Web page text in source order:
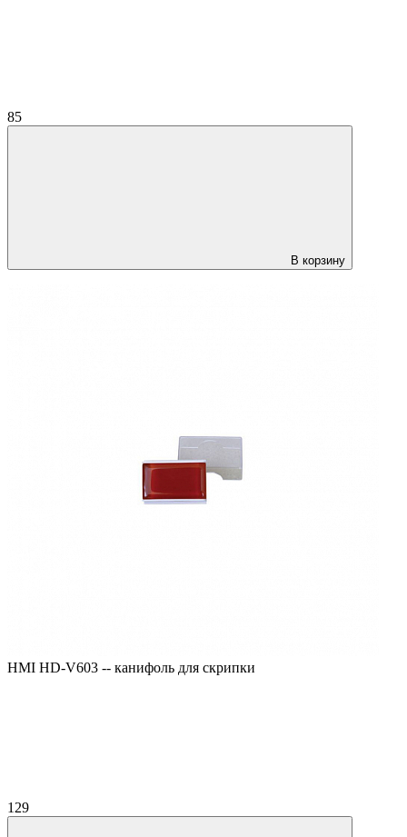
85
В корзину
HMI HD-V603 -- канифоль для скрипки
129